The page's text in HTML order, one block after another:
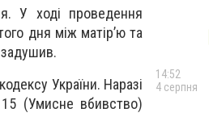
У ході проведення
дня між матір’ю та
задушив.
України. Наразі
(Умисне вбивство)
14:52
4 серпня